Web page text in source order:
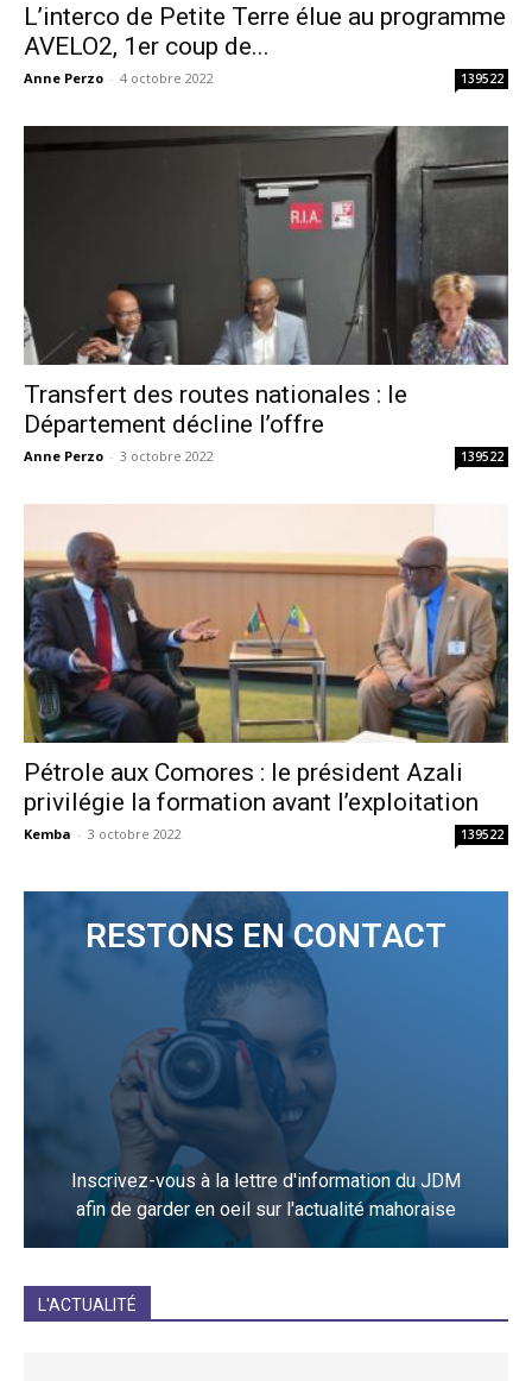
L’interco de Petite Terre élue au programme
AVELO2, 1er coup de...
Anne Perzo - 4 octobre 2022 139522
Transfert des routes nationales : le
Département décline l’offre
Anne Perzo - 3 octobre 2022 139522
Pétrole aux Comores : le président Azali
privilégie la formation avant l’exploitation
Kemba - 3 octobre 2022 139522
RESTONS EN CONTACT
Inscrivez-vous à la lettre d'information du JDM
afin de garder en oeil sur l'actualité mahoraise
L'ACTUALITÉ